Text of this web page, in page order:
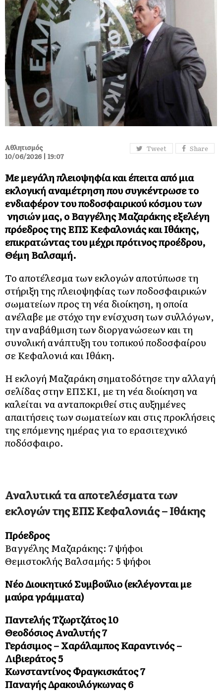
Tweet Share
Αθλητισμός
10/06/2026 | 19:07
Με μεγάλη πλειοψηφία και έπειτα από μια
εκλογική αναμέτρηση που συγκέντρωσε το
ενδιαφέρον του ποδοσφαιρικού κόσμου των
νησιών μας, ο Βαγγέλης Μαζαράκης εξελέγη
πρόεδρος της ΕΠΣ Κεφαλονιάς και Ιθάκης,
επικρατώντας του μέχρι πρότινος προέδρου,
Θέμη Βαλσαμή.
Το αποτέλεσμα των εκλογών αποτύπωσε τη
στήριξη της πλειοψηφίας των ποδοσφαιρικών
σωματείων προς τη νέα διοίκηση, η οποία
ανέλαβε με στόχο την ενίσχυση των συλλόγων,
την αναβάθμιση των διοργανώσεων και τη
συνολική ανάπτυξη του τοπικού ποδοσφαίρου
σε Κεφαλονιά και Ιθάκη.
Η εκλογή Μαζαράκη σηματοδότησε την αλλαγή
σελίδας στην ΕΠΣΚΙ, με τη νέα διοίκηση να
καλείται να ανταποκριθεί στις αυξημένες
απαιτήσεις των σωματείων και στις προκλήσεις
της επόμενης ημέρας για το ερασιτεχνικό
ποδόσφαιρο.
Αναλυτικά τα αποτελέσματα των
εκλογών της ΕΠΣ Κεφαλονιάς – Ιθάκης
Πρόεδρος
Βαγγέλης Μαζαράκης: 7 ψήφοι
Θεμιστοκλής Βαλσαμής: 5 ψήφοι
Νέο Διοικητικό Συμβούλιο (εκλέγονται με
μαύρα γράμματα)
Παντελής Τζωρτζάτος 10
Θεοδόσιος Αναλυτής 7
Γεράσιμος – Χαράλαμπος Καραντινός –
Λιβιεράτος 5
Κωνσταντίνος Φραγκισκάτος 7
Παναγής Δρακουλόγκωνας 6